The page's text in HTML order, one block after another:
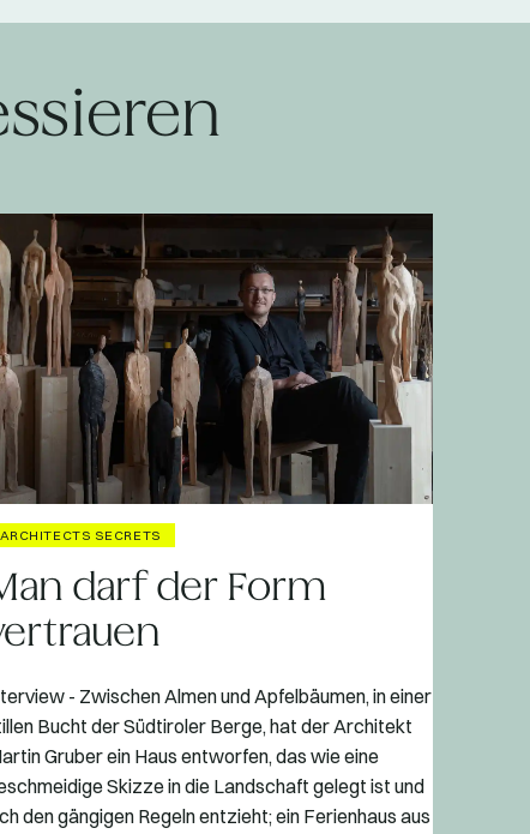
ARCHITECTS SECRETS
darf der Form
- Zwischen Almen und Apfelbäumen, in einer
Bucht der Südtiroler Berge, hat der Architekt
Gruber ein Haus entworfen, das wie eine
Skizze in die Landschaft gelegt ist und
den gängigen Regeln entzieht; ein Ferienhaus aus